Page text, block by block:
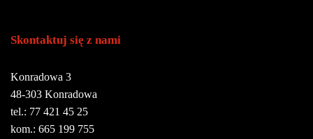
Skontaktuj się z nami
Konradowa 3
48-303 Konradowa
tel.: 77 421 45 25
kom.: 665 199 755